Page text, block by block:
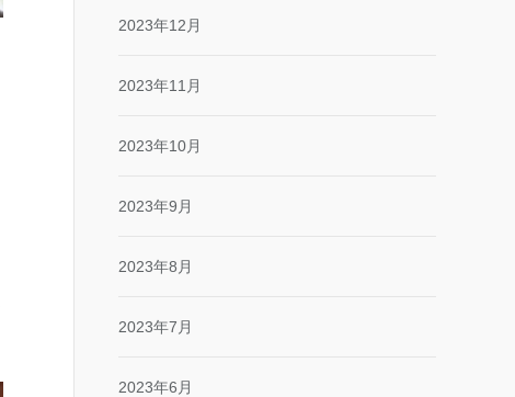
2023年12月
2023年11月
2023年10月
2023年9月
2023年8月
2023年7月
2023年6月